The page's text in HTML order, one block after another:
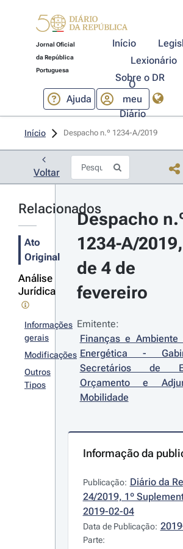
Jornal Oficial
da República
Portuguesa
Início
Lexionário
Sobre o DR
Ajuda
O
meu
Diário
Início Despacho n.º 1234-A/2019
Voltar
Relacionados
Ato
Original
Análise
Jurídica
Informações
gerais
Modificações
Outros
Tipos
Despacho
1234-A/2019,
de 4 de
fevereiro
Emitente:
Finanças e Ambiente
Energética -
Secretários de
Orçamento e
Mobilidade
Informação da
Publicação: Diário da
24/2019, 1º
2019-02-04
Data de Publicação:
Parte: